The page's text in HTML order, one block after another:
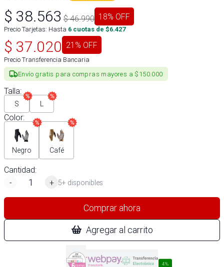
$ 38.563 $46.990 18% OFF
Precio Tarjetas: Hasta 6 cuotas de $6.427
$ 37.020 21 % OFF
Precio Transferencia Bancaria
Envío gratis para compras mayores a $150.000
Talla:
S L
Color:
Negro Café
Cantidad:
-
+ 5+ disponibles
Comprar ahora
Agregar al carrito
4%